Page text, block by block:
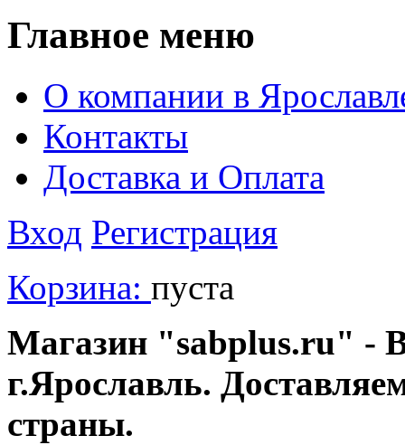
Главное меню
О компании в
Контакты
Доставка и Оплата
Вход Регистрация
Корзина: пуста
Магазин "sabplus.ru" -
г.Ярославль.
страны.